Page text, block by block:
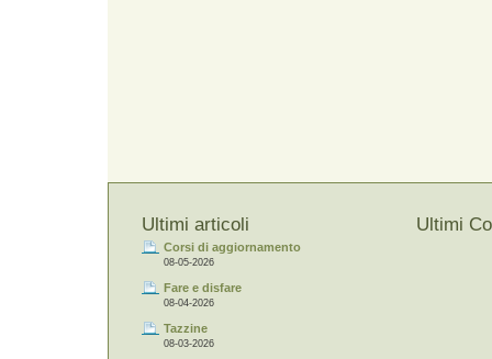
Ultimi articoli
Corsi di aggiornamento
08-05-2026
Fare e disfare
08-04-2026
Tazzine
08-03-2026
Ultimi